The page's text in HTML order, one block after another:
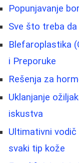
Popunjavanje
Sve što treba
Blefaroplastika
i Preporuke
Rešenja za
Uklanjanje
iskustva
Ultimativni vodič
svaki tip kože